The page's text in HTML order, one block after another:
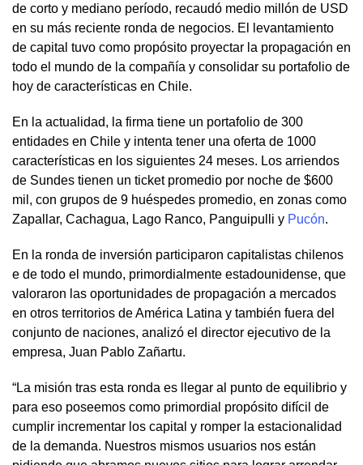
de corto y mediano período, recaudó medio millón de USD
en su más reciente ronda de negocios. El levantamiento
de capital tuvo como propósito proyectar la propagación en
todo el mundo de la compañía y consolidar su portafolio de
hoy de características en Chile.
En la actualidad, la firma tiene un portafolio de 300
entidades en Chile y intenta tener una oferta de 1000
características en los siguientes 24 meses. Los arriendos
de Sundes tienen un ticket promedio por noche de $600
mil, con grupos de 9 huéspedes promedio, en zonas como
Zapallar, Cachagua, Lago Ranco, Panguipulli y Pucón.
En la ronda de inversión participaron capitalistas chilenos
e de todo el mundo, primordialmente estadounidense, que
valoraron las oportunidades de propagación a mercados
en otros territorios de América Latina y también fuera del
conjunto de naciones, analizó el director ejecutivo de la
empresa, Juan Pablo Zañartu.
“La misión tras esta ronda es llegar al punto de equilibrio y
para eso poseemos como primordial propósito difícil de
cumplir incrementar los capital y romper la estacionalidad
de la demanda. Nuestros mismos usuarios nos están